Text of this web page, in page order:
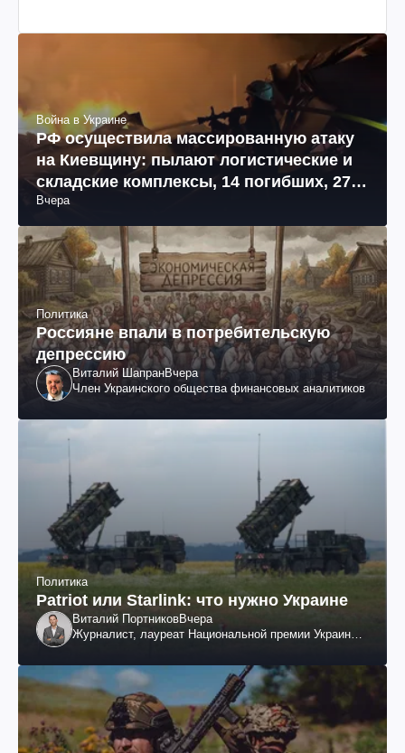
Война в Украине
РФ осуществила массированную атаку
на Киевщину: пылают логистические и
складские комплексы, 14 погибших, 27
раненых (фото, видео)
Вчера
Политика
Россияне впали в потребительскую
депрессию
Виталий ШапранВчера
Член Украинского общества финансовых аналитиков
Политика
Patriot или Starlink: что нужно Украине
Виталий ПортниковВчера
Журналист, лауреат Национальной премии Украины